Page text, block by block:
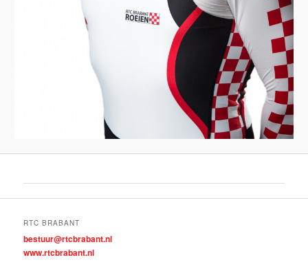
RTC BRABANT
bestuur@rtcbrabant.nl
www.rtcbrabant.nl